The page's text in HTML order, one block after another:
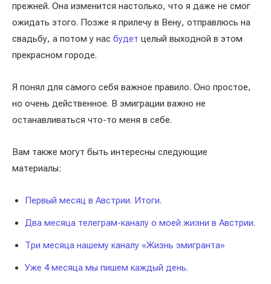
прежней. Она изменится настолько, что я даже не смог
ожидать этого. Позже я прилечу в Вену, отправлюсь на
свадьбу, а потом у нас будет целый выходной в этом
прекрасном городе.
Я понял для самого себя важное правило. Оно простое,
но очень действенное. В эмиграции важно не
останавливаться что-то меня в себе.
Вам также могут быть интересны следующие
материалы:
Первый месяц в Австрии. Итоги.
Два месяца телеграм-каналу о моей жизни в Австрии.
Три месяца нашему каналу «Жизнь эмигранта»
Уже 4 месяца мы пишем каждый день.